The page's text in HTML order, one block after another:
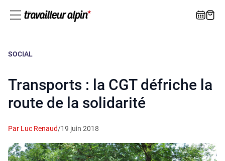
SOCIAL
Transports : la CGT défriche la
route de la solidarité
Par Luc Renaud/19 juin 2018